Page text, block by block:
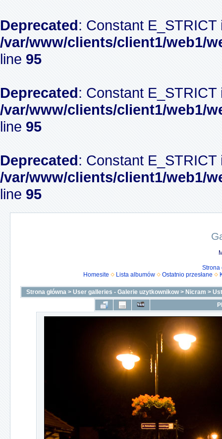
Deprecated: Constant
/var/www/clients/client1/web1/
line 95
Deprecated: Constant
/var/www/clients/client1/web1/
line 95
Deprecated: Constant
/var/www/clients/client1/web1/
line 95
Strona
Homesite
Lista albumów Ostatnio przesłane
Strona główna > User galleries - Galerie uzytkownikow> Nicram >